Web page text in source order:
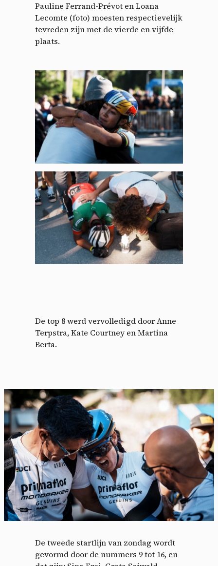
Pauline Ferrand-Prévot en Loana
Lecomte (foto) moesten respectievelijk
tevreden zijn met de vierde en vijfde
plaats.
De top 8 werd vervolledigd door Anne
Terpstra, Kate Courtney en Martina
Berta.
De tweede startlijn van zondag wordt
gevormd door de nummers 9 tot 16, en